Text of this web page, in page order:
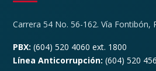
Carrera 54 No. 56-162. Vía Fontibón,
PBX: (604) 520 4060 ext. 1800
Línea Anticorrupción: (604) 520